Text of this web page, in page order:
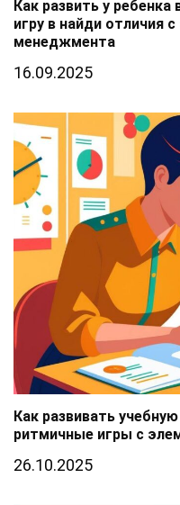
Как развить у
игру в найди отличия
менеджмента
16.09.2025
Как развивать
ритмичные игры с
26.10.2025